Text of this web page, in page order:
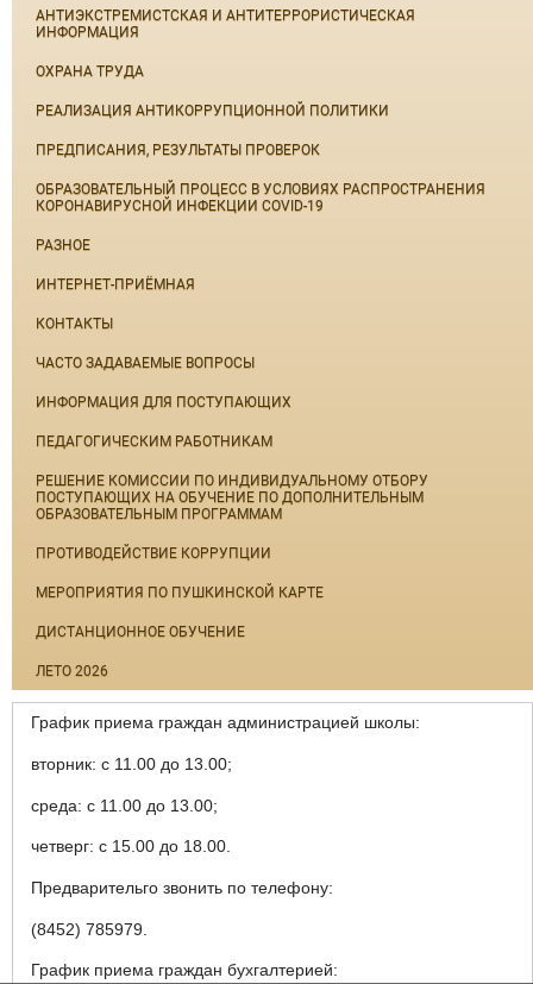
АНТИЭКСТРЕМИСТСКАЯ И АНТИТЕРРОРИСТИЧЕСКАЯ
ИНФОРМАЦИЯ
ОХРАНА ТРУДА
РЕАЛИЗАЦИЯ АНТИКОРРУПЦИОННОЙ ПОЛИТИКИ
ПРЕДПИСАНИЯ, РЕЗУЛЬТАТЫ ПРОВЕРОК
ОБРАЗОВАТЕЛЬНЫЙ ПРОЦЕСС В УСЛОВИЯХ РАСПРОСТРАНЕНИЯ
КОРОНАВИРУСНОЙ ИНФЕКЦИИ COVID-19
РАЗНОЕ
ИНТЕРНЕТ-ПРИЁМНАЯ
КОНТАКТЫ
ЧАСТО ЗАДАВАЕМЫЕ ВОПРОСЫ
ИНФОРМАЦИЯ ДЛЯ ПОСТУПАЮЩИХ
ПЕДАГОГИЧЕСКИМ РАБОТНИКАМ
РЕШЕНИЕ КОМИССИИ ПО ИНДИВИДУАЛЬНОМУ ОТБОРУ
ПОСТУПАЮЩИХ НА ОБУЧЕНИЕ ПО ДОПОЛНИТЕЛЬНЫМ
ОБРАЗОВАТЕЛЬНЫМ ПРОГРАММАМ
ПРОТИВОДЕЙСТВИЕ КОРРУПЦИИ
МЕРОПРИЯТИЯ ПО ПУШКИНСКОЙ КАРТЕ
ДИСТАНЦИОННОЕ ОБУЧЕНИЕ
ЛЕТО 2026
График приема граждан администрацией школы:
вторник: с 11.00 до 13.00;
среда: с 11.00 до 13.00;
четверг: с 15.00 до 18.00.
Предварительго звонить по телефону:
(8452) 785979.
График приема граждан бухгалтерией: